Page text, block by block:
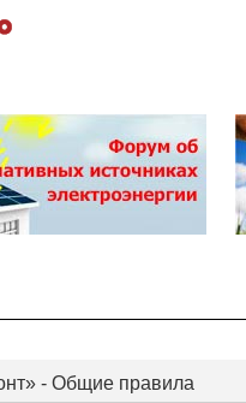
- Общие правила